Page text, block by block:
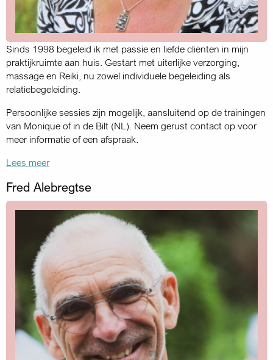
Sinds 1998 begeleid ik met passie en liefde cliënten in mijn
praktijkruimte aan huis. Gestart met uiterlijke verzorging,
massage en Reiki, nu zowel individuele begeleiding als
relatiebegeleiding.
Persoonlijke sessies zijn mogelijk, aansluitend op de trainingen
van Monique of in de Bilt (NL). Neem gerust contact op voor
meer informatie of een afspraak.
Lees meer
Fred Alebregtse